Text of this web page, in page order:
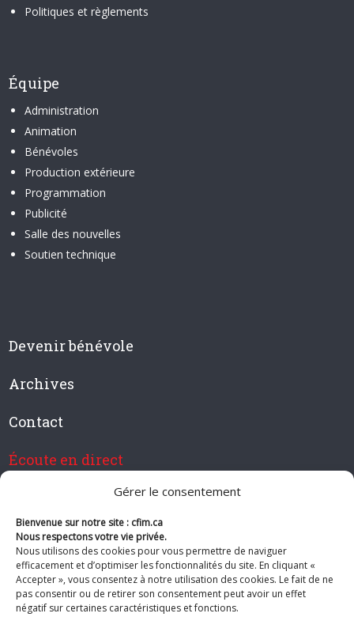
Gérer le consentement
Bienvenue sur notre site : cfim.ca
Nous respectons votre vie privée.
Nous utilisons des cookies pour vous permettre de naviguer
efficacement et d’optimiser les fonctionnalités du site. En cliquant «
Accepter », vous consentez à notre utilisation des cookies. Le fait de ne
pas consentir ou de retirer son consentement peut avoir un effet
négatif sur certaines caractéristiques et fonctions.
Politiques et règlements
Équipe
Administration
Animation
Bénévoles
Production extérieure
Programmation
Publicité
Salle des nouvelles
Soutien technique
Devenir bénévole
Archives
Contact
Écoute en direct
Devenir membre de CFIM
Suivez-nous